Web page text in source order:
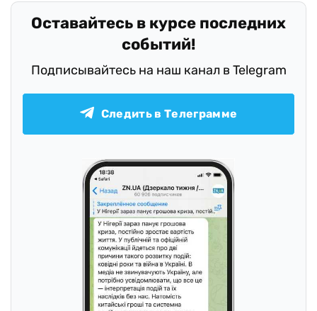
Оставайтесь в курсе последних
событий!
Подписывайтесь на наш канал в Telegram
Следить в Телеграмме